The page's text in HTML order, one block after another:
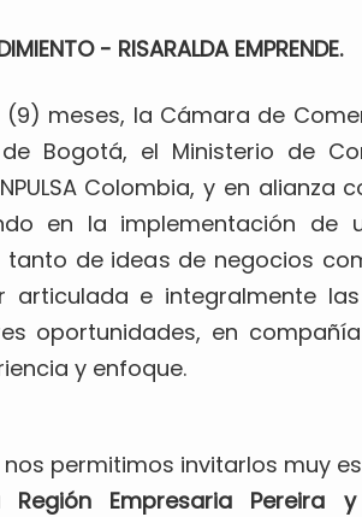
- RISARALDA EMPRENDE.
(9) meses, la Cámara de
Bogotá, el Ministerio de
Colombia, y en
en la implementación de
tanto de ideas de negocios
articulada e integralmente
oportunidades, en
y enfoque.
nos permitimos invitarlos muy
Región Empresaria Pereira